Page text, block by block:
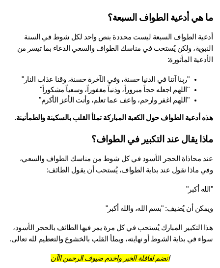
هي أدعية الطواف السبعة؟
أدعية الطواف السبعة ليست محددة بنص واحد لكل شوط في السنة
النبوية، ولكن يُستحب في مناسك الطواف والسعي الدعاء بما تيسر من
المأثورة:
"ربنا آتنا في الدنيا حسنة، وفي الآخرة حسنة، وقنا عذاب النار"
"اللهم اجعله حجاً مبروراً، وذنباً مغفوراً، وسعياً مشكوراً"
"اللهم اغفر وارحم، واعف عما تعلم، وأنت الأعز الأكرم"
أدعية الطواف حول الكعبة المباركة تملأ القلب بالسكينة والطمأنينة.
يقال عند التكبير في الطواف؟
عند محاذاة الحجر الأسود في كل شوط من مناسك الطواف والسعي،
ماذا نقول عند بداية الطواف، يُستحب أن يقول الطائف:
أكبر"
أن يُضيف: "بسم الله، والله أكبر"
هذا التكبير المبارك يُستحب في كل مرة يمر فيها الطائف بالحجر الأسود،
في بداية الشوط أو نهايته، ويملأ القلب بالخشوع والتعظيم لله تعالى.
انضم لقافلة الخير واخدم ضيوف الرحمن الآن